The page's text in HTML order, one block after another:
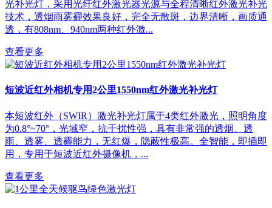
光补光灯，采用光纤红外激光器光源与全程清晰红外激光补光
技术，透烟雨雾霾效果良好，完全无散斑，边界清晰，画质通
透，有808nm、940nm两种红外激...
查看更多
短波近红外相机专用2公里1550nm红外激光补光灯
本短波红外（SWIR）激光补光灯属于4类红外激光，照明角度
为0.8°~70°，光域窄，抗干扰性强，具有非常强的透烟、透
雨、透雾、透霾能力，无红爆，隐蔽性极高。全智能，即插即
用，专用于短波近红外摄像机，...
查看更多